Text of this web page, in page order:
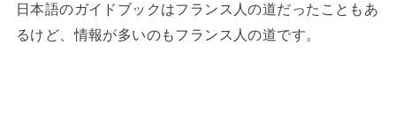
日本語のガイドブックはフランス人の道だったこともあ
るけど、情報が多いのもフランス人の道です。